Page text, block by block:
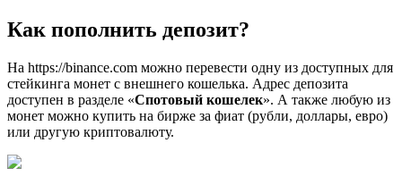
Как пополнить депозит?
На https://binance.com можно перевести одну из доступных для
стейкинга монет с внешнего кошелька. Адрес депозита
доступен в разделе «Спотовый кошелек». А также любую из
монет можно купить на бирже за фиат (рубли, доллары, евро)
или другую криптовалюту.